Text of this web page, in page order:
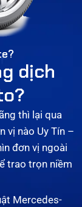
dịch
thì lại qua
vị nào Uy Tín –
đơn vị ngoài
trao trọn niềm
Mercedes-